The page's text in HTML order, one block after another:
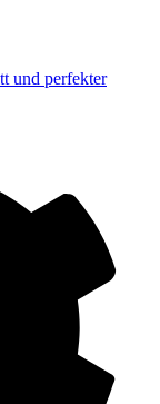
und perfekter